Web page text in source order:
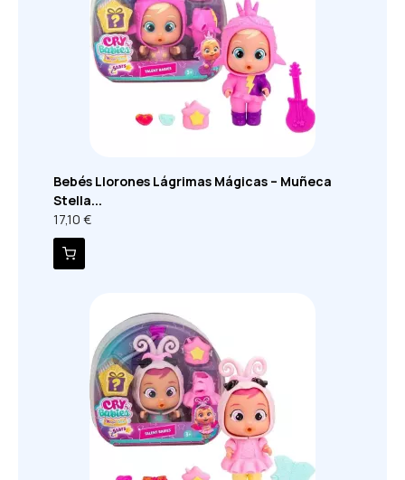
Bebés Llorones Lágrimas Mágicas – Muñeca
Stella...
17,10 €